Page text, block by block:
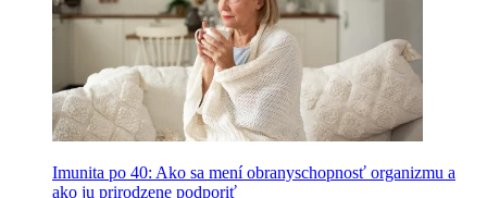
Imunita po 40: Ako sa mení obranyschopnosť organizmu a
ako ju prirodzene podporiť